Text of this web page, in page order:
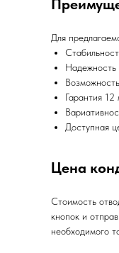
Для
Надежность
Гарантия
Доступная
Цена
Стоимость
кнопок и
необходимого